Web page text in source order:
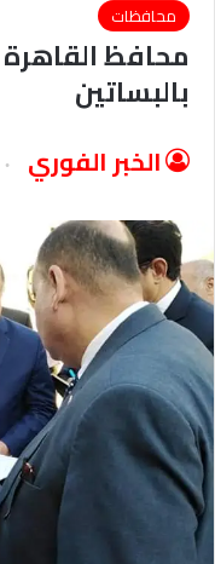
محافظات
محافظ
بالبساتين
الخبر الفوري